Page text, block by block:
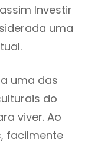
Investir
uma
uma das
do
viver. Ao
facilmente